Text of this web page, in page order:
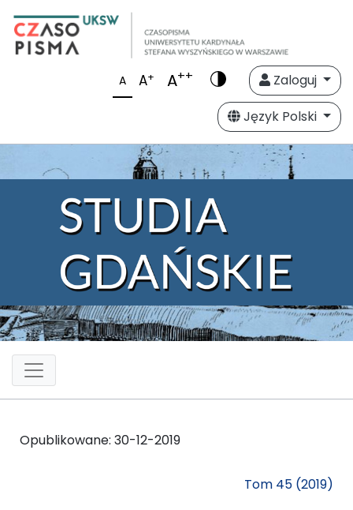
A A+ A++
Zaloguj
Język Polski
Opublikowane: 30-12-2019
Tom 45 (2019)